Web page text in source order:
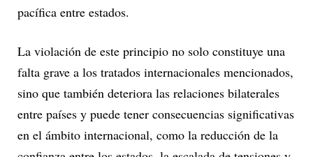
pacífica entre estados.
La violación de este principio no solo constituye una
falta grave a los tratados internacionales mencionados,
sino que también deteriora las relaciones bilaterales
entre países y puede tener consecuencias significativas
en el ámbito internacional, como la reducción de la